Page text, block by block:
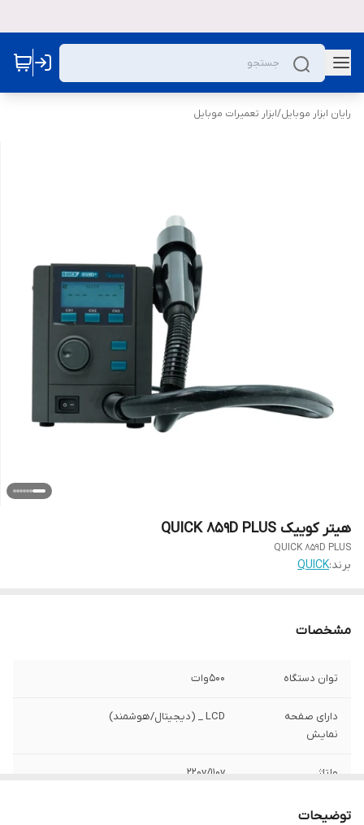
رایان ابزار موبایل/ابزار تعمیرات موبایل
هیتر کوییک QUICK 859D PLUS
QUICK 859D PLUS
برند:QUICK
مشخصات
توان دستگاه 500وات
دارای صفحه
نمایش
LCD _ (دیجیتال/هوشمند)
ولتاژ 220v/110v
میزان خروجی هوا
توضیحات